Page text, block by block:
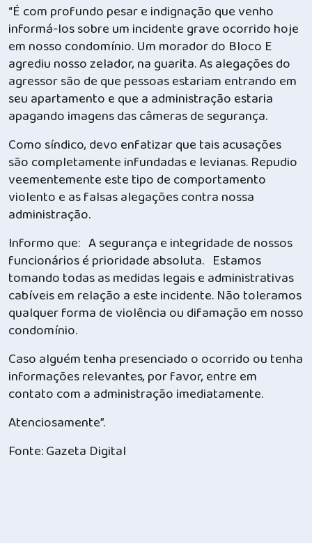
“É com profundo pesar e indignação que venho
informá-los sobre um incidente grave ocorrido hoje
em nosso condomínio. Um morador do Bloco E
agrediu nosso zelador, na guarita. As alegações do
agressor são de que pessoas estariam entrando em
seu apartamento e que a administração estaria
apagando imagens das câmeras de segurança.
Como síndico, devo enfatizar que tais acusações
são completamente infundadas e levianas. Repudio
veementemente este tipo de comportamento
violento e as falsas alegações contra nossa
administração.
Informo que: A segurança e integridade de nossos
funcionários é prioridade absoluta. Estamos
tomando todas as medidas legais e administrativas
cabíveis em relação a este incidente. Não toleramos
qualquer forma de violência ou difamação em nosso
condomínio.
Caso alguém tenha presenciado o ocorrido ou tenha
informações relevantes, por favor, entre em
contato com a administração imediatamente.
Atenciosamente”.
Fonte: Gazeta Digital